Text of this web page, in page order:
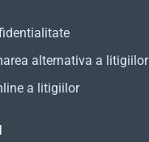
alternativa a litigiilor
a litigiilor